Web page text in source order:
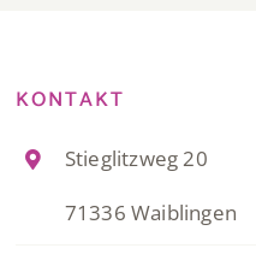
KONTAKT
Stieglitzweg 20
71336 Waiblingen